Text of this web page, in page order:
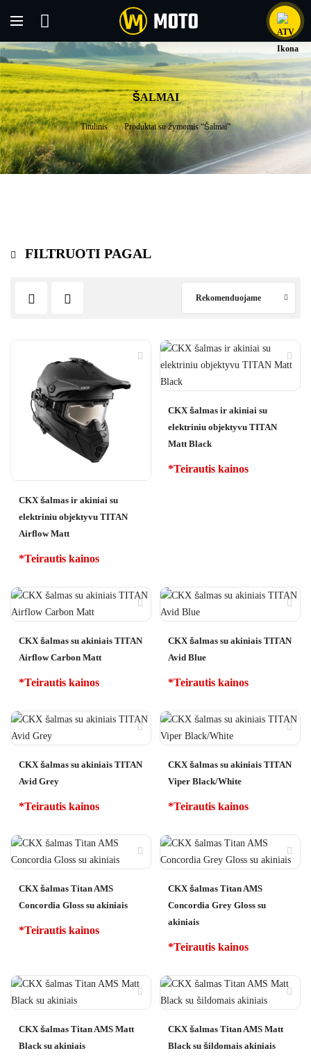
ŠALMAI
Titulinis Produktai su žymomis “Šalmai”
FILTRUOTI PAGAL
Rekomenduojame
CKX šalmas ir akiniai su
elektriniu objektyvu TITAN
Airflow Matt
*Teirautis kainos
CKX šalmas ir akiniai su
elektriniu objektyvu TITAN
Matt Black
*Teirautis kainos
CKX šalmas su akiniais TITAN
Airflow Carbon Matt
*Teirautis kainos
CKX šalmas su akiniais TITAN
Avid Blue
*Teirautis kainos
CKX šalmas su akiniais TITAN
Avid Grey
*Teirautis kainos
CKX šalmas su akiniais TITAN
Viper Black/White
*Teirautis kainos
CKX šalmas Titan AMS
Concordia Gloss su akiniais
*Teirautis kainos
CKX šalmas Titan AMS
Concordia Grey Gloss su
akiniais
*Teirautis kainos
CKX šalmas Titan AMS Matt
Black su akiniais
CKX šalmas Titan AMS Matt
Black su šildomais akiniais